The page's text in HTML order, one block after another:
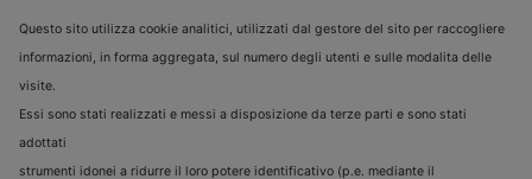
Questo sito utilizza cookie analitici, utilizzati dal gestore del sito per raccogliere
informazioni, in forma aggregata, sul numero degli utenti e sulle modalita delle
visite.
Essi sono stati realizzati e messi a disposizione da terze parti e sono stati
adottati
strumenti idonei a ridurre il loro potere identificativo (p.e. mediante il